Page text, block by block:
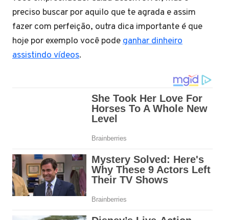
preciso buscar por aquilo que te agrada e assim
fazer com perfeição, outra dica importante é que
hoje por exemplo você podeganhar dinheiro
assistindo vídeos.